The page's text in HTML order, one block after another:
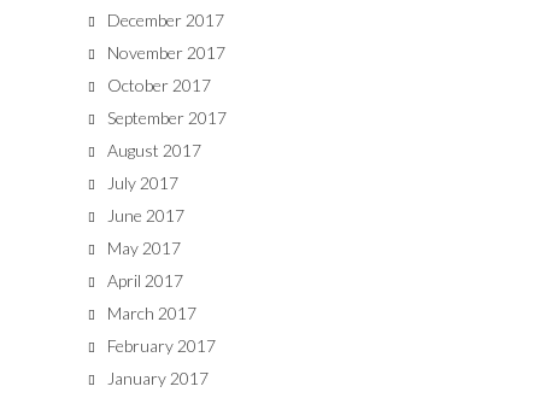
December 2017
November 2017
October 2017
September 2017
August 2017
July 2017
June 2017
May 2017
April 2017
March 2017
February 2017
January 2017